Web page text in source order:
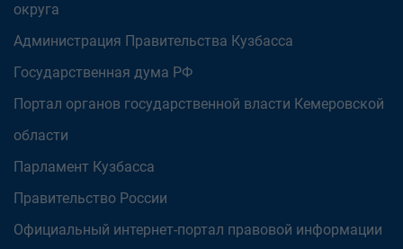
округа
Администрация Правительства Кузбасса
Государственная дума РФ
Портал органов государственной власти Кемеровской
области
Парламент Кузбасса
Правительство России
Официальный интернет-портал правовой информации